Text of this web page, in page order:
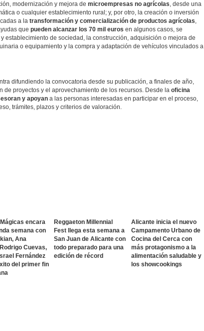
modernización y mejora de microempresas no agrícolas, desde una
o cualquier establecimiento rural; y, por otro, la creación o inversión
a la transformación y comercialización de productos agrícolas,
que pueden alcanzar los 70 mil euros en algunos casos, se
establecimiento de sociedad, la construcción, adquisición o mejora de
o equipamiento y la compra y adaptación de vehículos vinculados a
difundiendo la convocatoria desde su publicación, a finales de año,
de proyectos y el aprovechamiento de los recursos. Desde la oficina
y apoyan a las personas interesadas en participar en el proceso,
trámites, plazos y criterios de valoración.
encara
semana con
Ana
Cuevas,
Fernández
del primer fin
Reggaeton Millennial
Fest llega esta semana a
San Juan de Alicante con
todo preparado para una
edición de récord
Alicante inicia el nuevo
Campamento Urbano de
Cocina del Cerca con
más protagonismo a la
alimentación saludable y
los showcookings